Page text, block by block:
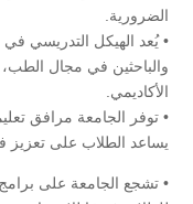
الضرورية.
• يُعد الهيكل التدريسي
والباحثين في مجال الطب،
الأكاديمي.
• توفر الجامعة مرافق
يساعد الطلاب على تعزيز
• تشجع الجامعة على برامج